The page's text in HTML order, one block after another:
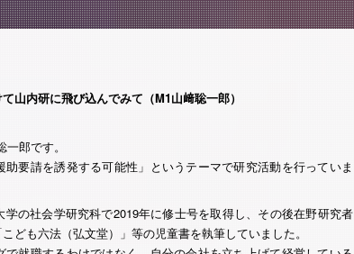
山内研に飛び込んでみて（M1山﨑聡一郎）
郎です。
要請を誘発する可能性」というテーマで研究活動を行っていま
の社会学研究科で2019年に修士号を取得し、その後在野研究者
ども六法（弘文堂）」等の児童書を執筆していました。